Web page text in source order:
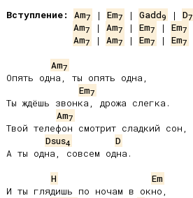
Вступление: Am7 | Em7 | Gadd9 | D7
Am7 | Am7 | Em7 | Em7
Am7 | Am7 | Em7 | Em7
Am7
Опять одна, ты опять одна,
Em7
Ты ждёшь звонка, дрожа слегка.
Am7
Твой телефон смотрит сладкий сон,
Dsus4
D
А ты одна, совсем одна.
H
Em
И ты глядишь по ночам в окно,